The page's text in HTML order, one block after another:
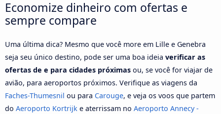
Economize dinheiro com ofertas e
sempre compare
Uma última dica? Mesmo que você more em Lille e Genebra
seja seu único destino, pode ser uma boa ideia verificar as
ofertas de e para cidades próximas ou, se você for viajar de
avião, para aeroportos próximos. Verifique as viagens da
Faches-Thumesnil ou para Carouge, e veja os voos que partem
do Aeroporto Kortrijk e aterrissam no Aeroporto Annecy -